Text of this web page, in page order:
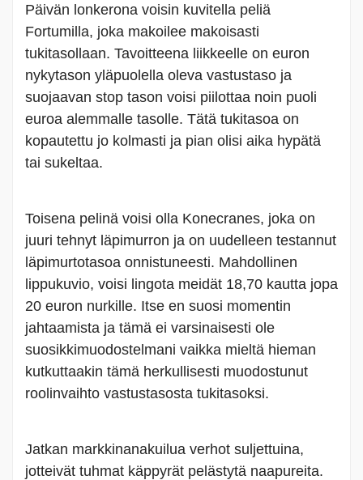
Päivän lonkerona voisin kuvitella peliä
Fortumilla, joka makoilee makoisasti
tukitasollaan. Tavoitteena liikkeelle on euron
nykytason yläpuolella oleva vastustaso ja
suojaavan stop tason voisi piilottaa noin puoli
euroa alemmalle tasolle. Tätä tukitasoa on
kopautettu jo kolmasti ja pian olisi aika hypätä
tai sukeltaa.
Toisena pelinä voisi olla Konecranes, joka on
juuri tehnyt läpimurron ja on uudelleen testannut
läpimurtotasoa onnistuneesti. Mahdollinen
lippukuvio, voisi lingota meidät 18,70 kautta jopa
20 euron nurkille. Itse en suosi momentin
jahtaamista ja tämä ei varsinaisesti ole
suosikkimuodostelmani vaikka mieltä hieman
kutkuttaakin tämä herkullisesti muodostunut
roolinvaihto vastustasosta tukitasoksi.
Jatkan markkinanakuilua verhot suljettuina,
jotteivät tuhmat käppyrät pelästytä naapureita.